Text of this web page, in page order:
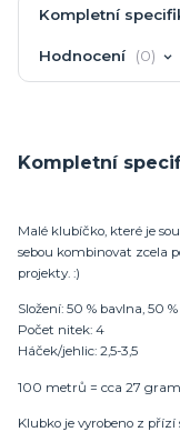
Kompletní
Hodnocení 0
Kompletní
Malé klubíčko, které je
sebou kombinovat zcela
projekty. :)
Složení: 50 % bavlna, 50
Počet nitek: 4
Háček/jehlic: 2,5-3,5
100 metrů = cca 27
Klubko je vyrobeno z